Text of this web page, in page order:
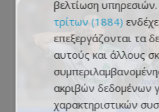
βελτίωση υπηρεσιών.
τρίτων (1884)
επεξεργάζονται τα
αυτούς και άλλους
ακριβών δεδομένων
χαρακτηριστικών